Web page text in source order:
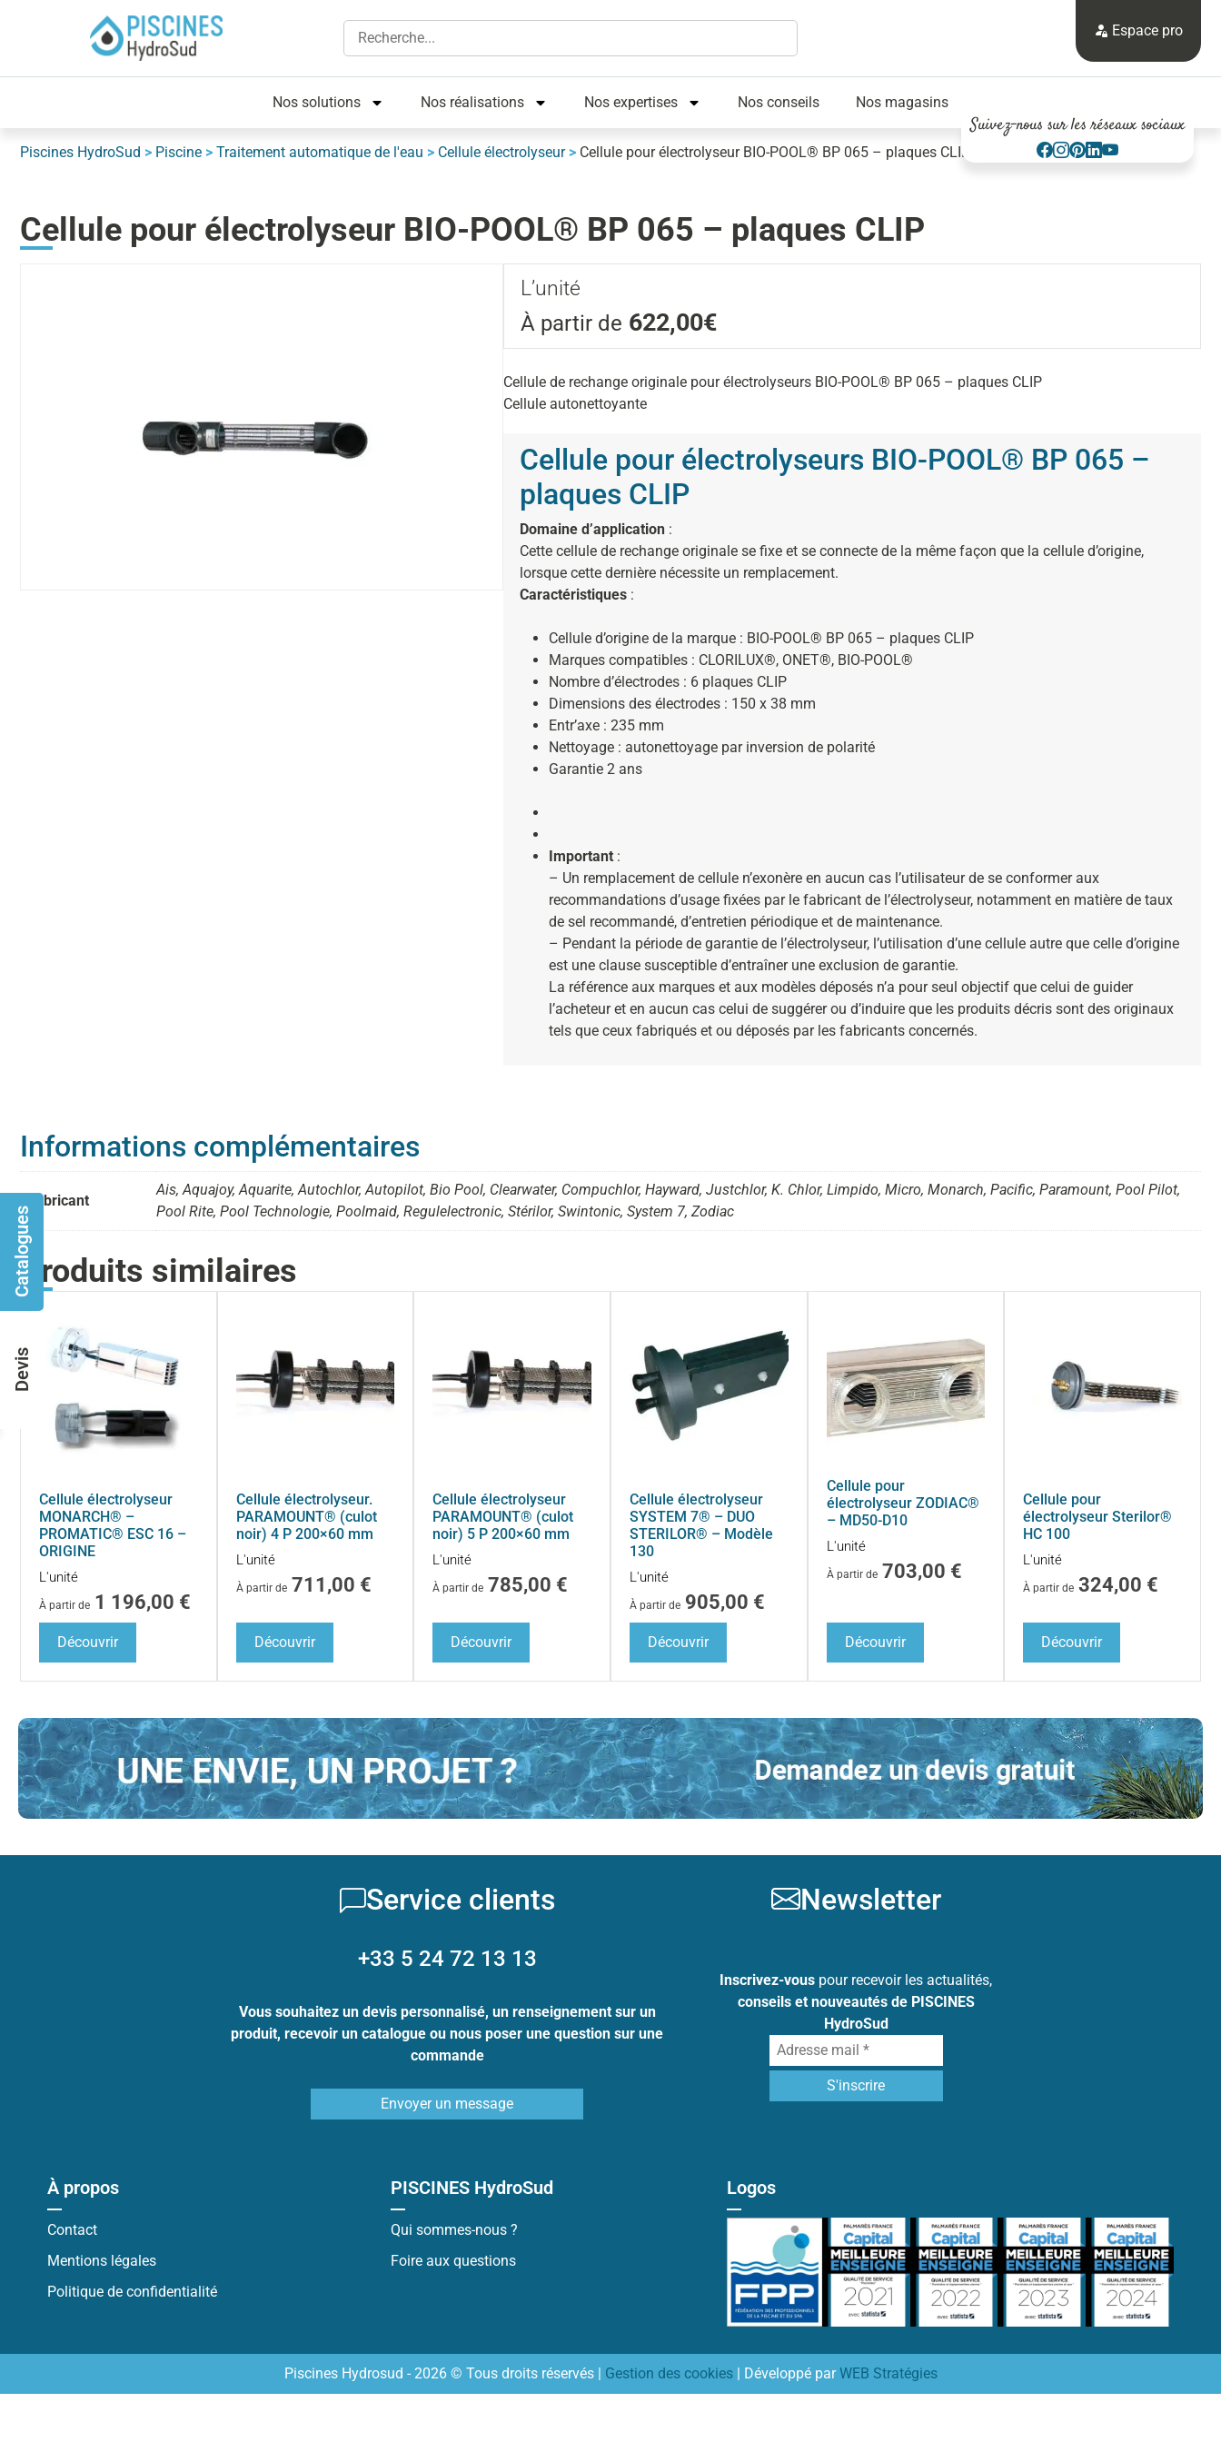
Catalogues
Devis
Espace pro
Nos solutions Nos réalisations Nos expertises Nos conseils Nos magasins
Suivez-nous sur les réseaux sociaux
Piscines HydroSud > Piscine > Traitement automatique de l'eau > Cellule électrolyseur> Cellule pour électrolyseur BIO-POOL® BP 065 – plaques CLIP
Cellule pour électrolyseur BIO-POOL® BP 065 – plaques CLIP
L’unité
À partir de 622,00€
Cellule de rechange originale pour électrolyseurs BIO-POOL® BP 065 – plaques CLIP
Cellule autonettoyante
Cellule pour électrolyseurs BIO-POOL® BP 065 –
plaques CLIP
Domaine d’application :
Cette cellule de rechange originale se fixe et se connecte de la même façon que la cellule d’origine,
lorsque cette dernière nécessite un remplacement.
Caractéristiques :
Cellule d’origine de la marque : BIO-POOL® BP 065 – plaques CLIP
Marques compatibles : CLORILUX®, ONET®, BIO-POOL®
Nombre d’électrodes : 6 plaques CLIP
Dimensions des électrodes : 150 x 38 mm
Entr’axe : 235 mm
Nettoyage : autonettoyage par inversion de polarité
Garantie 2 ans
Important:
– Un remplacement de cellule n’exonère en aucun cas l’utilisateur de se conformer aux
recommandations d’usage fixées par le fabricant de l’électrolyseur, notamment en matière de taux
de sel recommandé, d’entretien périodique et de maintenance.
– Pendant la période de garantie de l’électrolyseur, l’utilisation d’une cellule autre que celle d’origine
est une clause susceptible d’entraîner une exclusion de garantie.
La référence aux marques et aux modèles déposés n’a pour seul objectif que celui de guider
l’acheteur et en aucun cas celui de suggérer ou d’induire que les produits décris sont des originaux
tels que ceux fabriqués et ou déposés par les fabricants concernés.
Informations complémentaires
Fabricant
Ais, Aquajoy, Aquarite, Autochlor, Autopilot, Bio Pool, Clearwater, Compuchlor, Hayward, Justchlor, K. Chlor, Limpido, Micro, Monarch, Pacific, Paramount, Pool Pilot,
Pool Rite, Pool Technologie, Poolmaid, Regulelectronic, Stérilor, Swintonic, System 7, Zodiac
Produits similaires
Cellule électrolyseur
MONARCH® –
PROMATIC® ESC 16 –
ORIGINE
L'unité
À partir de 1 196,00 €
Découvrir
Cellule électrolyseur.
PARAMOUNT® (culot
noir) 4 P 200×60 mm
L'unité
À partir de 711,00 €
Découvrir
Cellule électrolyseur
PARAMOUNT® (culot
noir) 5 P 200×60 mm
L'unité
À partir de 785,00 €
Découvrir
Cellule électrolyseur
SYSTEM 7® – DUO
STERILOR® – Modèle
130
L'unité
À partir de 905,00 €
Découvrir
Cellule pour
électrolyseur ZODIAC®
– MD50-D10
L'unité
À partir de 703,00 €
Découvrir
Cellule pour
électrolyseur Sterilor®
HC 100
L'unité
À partir de 324,00 €
Découvrir
Service clients
+33 5 24 72 13 13
Vous souhaitez un devis personnalisé, un renseignement sur un
produit, recevoir un catalogue ou nous poser une question sur une
commande
Envoyer un message
Newsletter
Inscrivez-vous pour recevoir les actualités,
conseils et nouveautés de PISCINES
HydroSud
À propos
Contact
Mentions légales
Politique de confidentialité
PISCINES HydroSud
Qui sommes-nous ?
Foire aux questions
Logos
Piscines Hydrosud - 2026 © Tous droits réservés | Gestion des cookies| Développé parWEB Stratégies